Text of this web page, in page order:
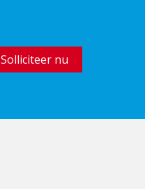
Solliciteer nu